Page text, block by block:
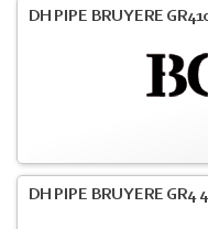
DH PIPE BRUYERE
DH PIPE BRUYERE GR4